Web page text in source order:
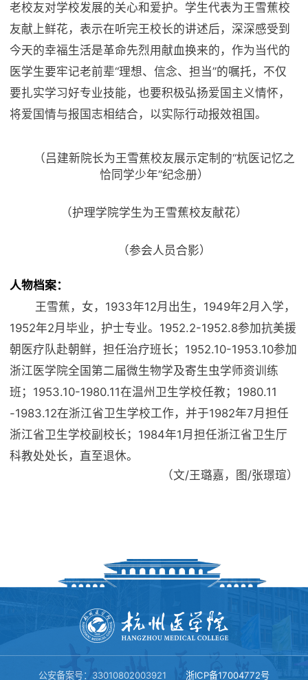
老校友对学校发展的关心和爱护。学生代表为王雪蕉校
友献上鲜花，表示在听完王校长的讲述后，深深感受到
今天的幸福生活是革命先烈用献血换来的，作为当代的
医学生要牢记老前辈“理想、信念、担当”的嘱托，不仅
要扎实学习好专业技能，也要积极弘扬爱国主义情怀，
将爱国情与报国志相结合，以实际行动报效祖国。
（吕建新院长为王雪蕉校友展示定制的“杭医记忆之
恰同学少年”纪念册）
（护理学院学生为王雪蕉校友献花）
（参会人员合影）
人物档案：
王雪蕉，女，1933年12月出生，1949年2月入学，
1952年2月毕业，护士专业。1952.2-1952.8参加抗美援
朝医疗队赴朝鲜，担任治疗班长；1952.10-1953.10参加
浙江医学院全国第二届微生物学及寄生虫学师资训练
班；1953.10-1980.11在温州卫生学校任教；1980.11
-1983.12在浙江省卫生学校工作，并于1982年7月担任
浙江省卫生学校副校长；1984年1月担任浙江省卫生厅
科教处处长，直至退休。
（文/王璐嘉，图 /张璟瑄）
公安备案号：33010802003921 浙ICP备17004772号